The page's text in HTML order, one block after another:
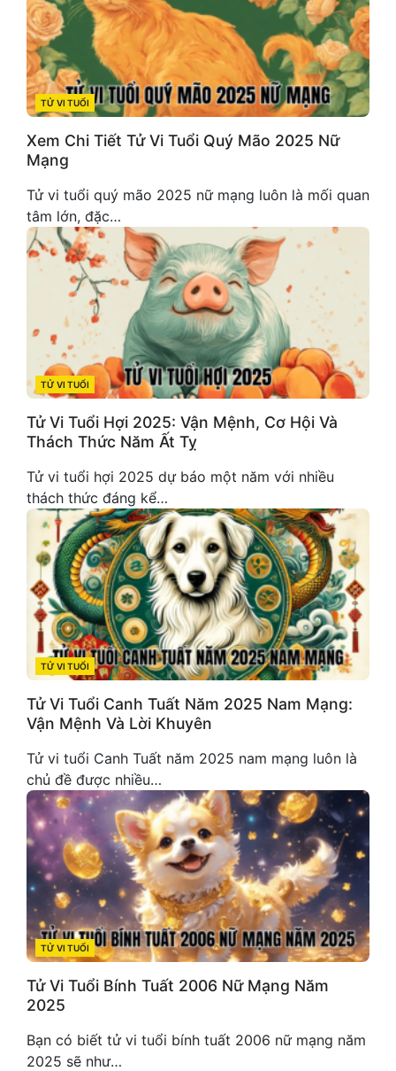
CATEGORIES
TỬ VI TUỔI
Xem Chi Tiết Tử Vi Tuổi Quý Mão 2025 Nữ
Mạng
Tử vi tuổi quý mão 2025 nữ mạng luôn là mối quan
tâm lớn, đặc…
CATEGORIES
TỬ VI TUỔI
Tử Vi Tuổi Hợi 2025: Vận Mệnh, Cơ Hội Và
Thách Thức Năm Ất Tỵ
Tử vi tuổi hợi 2025 dự báo một năm với nhiều
thách thức đáng kể…
CATEGORIES
TỬ VI TUỔI
Tử Vi Tuổi Canh Tuất Năm 2025 Nam Mạng:
Vận Mệnh Và Lời Khuyên
Tử vi tuổi Canh Tuất năm 2025 nam mạng luôn là
chủ đề được nhiều…
CATEGORIES
TỬ VI TUỔI
Tử Vi Tuổi Bính Tuất 2006 Nữ Mạng Năm
2025
Bạn có biết tử vi tuổi bính tuất 2006 nữ mạng năm
2025 sẽ như…